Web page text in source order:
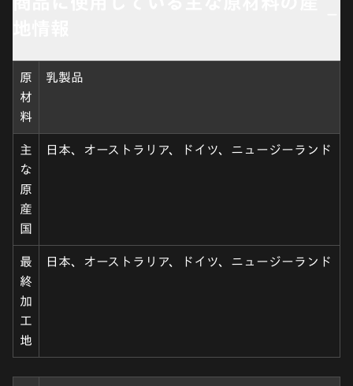
原
材
料
乳製品
主
な
原
産
国
日本、オーストラリア、ドイツ、ニュージーランド
最
終
加
工
地
日本、オーストラリア、ドイツ、ニュージーランド